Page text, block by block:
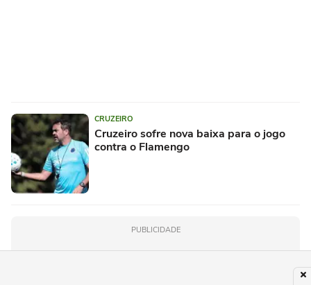
CRUZEIRO
Cruzeiro sofre nova baixa para o jogo
contra o Flamengo
PUBLICIDADE